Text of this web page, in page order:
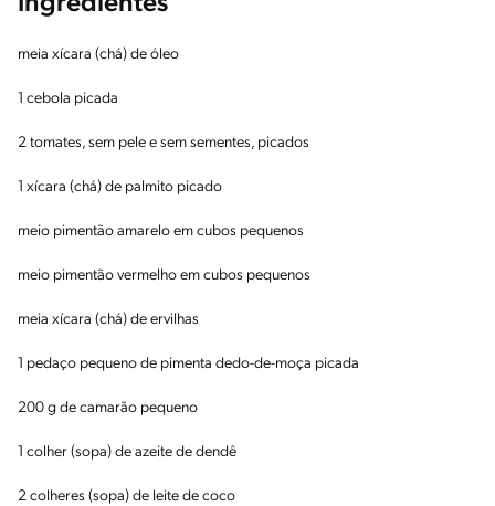
meia xícara (chá) de óleo
1 cebola picada
2 tomates, sem pele e sem sementes, picados
1 xícara (chá) de palmito picado
meio pimentão amarelo em cubos pequenos
meio pimentão vermelho em cubos pequenos
meia xícara (chá) de ervilhas
1 pedaço pequeno de pimenta dedo-de-moça picada
200 g de camarão pequeno
1 colher (sopa) de azeite de dendê
2 colheres (sopa) de leite de coco